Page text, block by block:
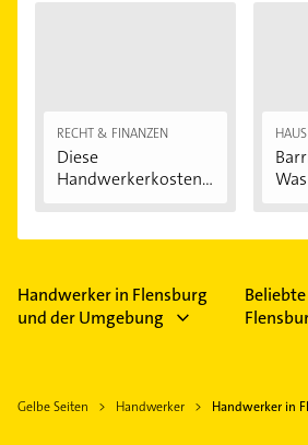
RECHT & FINANZEN
Diese
Handwerkerkosten
Handwerker in Flensburg
und der Umgebung
Gelbe Seiten Handwerker Handwerker in